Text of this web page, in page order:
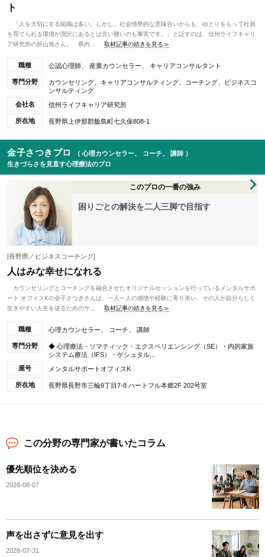
ト
「人を大切にする組織は多い。しかし、社会情勢的な意味合いからも、ゆとりをもって社員
を育てられる環境が潤沢にあるとは言い難いのも事実です。」と話すのは、信州ライフキャリ
ア研究所の折山旭さん。 県内...
取材記事の続きを見る≫
職種 公認心理師、 産業カウンセラー、 キャリアコンサルタント
専門分野
カウンセリング、キャリアコンサルティング、コーチング、ビジネスコ
ンサルティング
会社名
信州ライフキャリア研究所
所在地 長野県上伊那郡飯島町七久保808-1
金子さつきプロ
（ 心理カウンセラー、 コーチ、 講師 ）
生きづらさを見直す心理療法のプロ
このプロの一番の強み
困りごとの解決を二人三脚で目指す
[長野県／ビジネスコーチング]
人はみな幸せになれる
カウンセリングとコーチングを融合させたオリジナルセッションを行っているメンタルサポ
ート オフィスKの金子さつきさんは、一人一人の感情や経験に寄り添い、その人が自分らしく
生きやすい人生を送るためのサ...
取材記事の続きを見る≫
職種 心理カウンセラー、 コーチ、 講師
専門分野
◆ 心理療法・ソマティック・エクスペリエンシング（SE）・内的家族
システム療法（IFS）・ゲシュタル...
屋号
メンタルサポートオフィスK
所在地 長野県長野市三輪9丁目7-8 ハートフル本郷2F 202号室
この分野の専門家が書いたコラム
優先順位を決める
2026-08-07
声を出さずに意見を出す
2026-07-31